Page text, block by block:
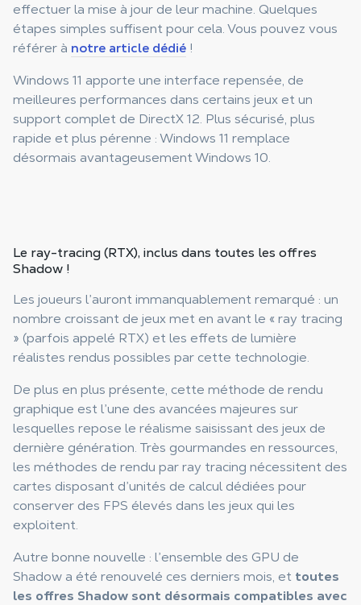
effectuer la mise à jour de leur machine. Quelques
étapes simples suffisent pour cela. Vous pouvez vous
référer à notre article dédié !
Windows 11 apporte une interface repensée, de
meilleures performances dans certains jeux et un
support complet de DirectX 12. Plus sécurisé, plus
rapide et plus pérenne : Windows 11 remplace
désormais avantageusement Windows 10.
Le ray-tracing (RTX), inclus dans toutes les offres
Shadow !
Les joueurs l’auront immanquablement remarqué : un
nombre croissant de jeux met en avant le « ray tracing
» (parfois appelé RTX) et les effets de lumière
réalistes rendus possibles par cette technologie.
De plus en plus présente, cette méthode de rendu
graphique est l’une des avancées majeures sur
lesquelles repose le réalisme saisissant des jeux de
dernière génération. Très gourmandes en ressources,
les méthodes de rendu par ray tracing nécessitent des
cartes disposant d’unités de calcul dédiées pour
conserver des FPS élevés dans les jeux qui les
exploitent.
Autre bonne nouvelle : l’ensemble des GPU de
Shadow a été renouvelé ces derniers mois, et toutes
les offres Shadow sont désormais compatibles avec